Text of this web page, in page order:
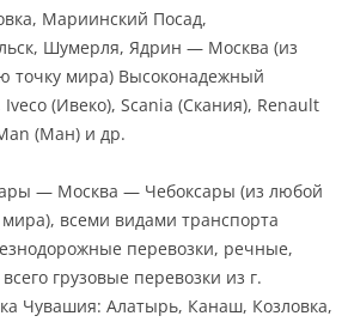
Мариинский Посад,
Шумерля, Ядрин — Москва (из
точку мира) Высоконадежный
(Ивеко), Scania (Скания), Renault
(Ман) и др.
— Москва — Чебоксары (из любой
всеми видами транспорта
перевозки, речные,
грузовые перевозки из г.
Чувашия: Алатырь, Канаш, Козловка,